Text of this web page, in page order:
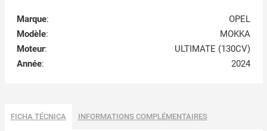
Marque:
OPEL
Modèle:
MOKKA
Moteur:
ULTIMATE (130CV)
Année: 2024
FICHA TÉCNICA INFORMATIONS COMPLÉMENTAIRES